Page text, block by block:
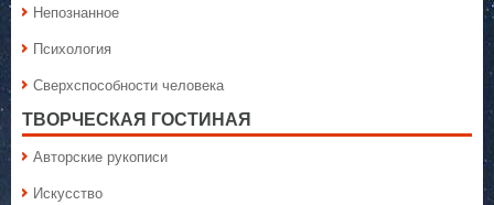
Непознанное
Психология
Сверхспособности человека
ТВОРЧЕСКАЯ ГОСТИНАЯ
Авторские рукописи
Искусство